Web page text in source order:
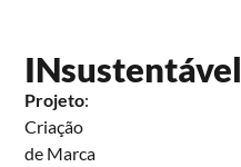
INsustentável
Projeto:
Criação
de Marca